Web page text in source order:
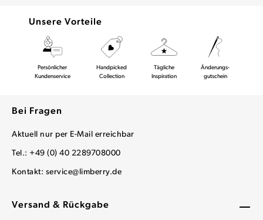
Versand & Rückgabe
Unsere Vorteile
Persönlicher
Kundenservice
Handpicked
Collection
Tägliche
Inspiration
Änderungs-
gutschein
Bei Fragen
Aktuell nur per E-Mail erreichbar
Tel.: +49 (0) 40 2289708000
Kontakt: service@limberry.de